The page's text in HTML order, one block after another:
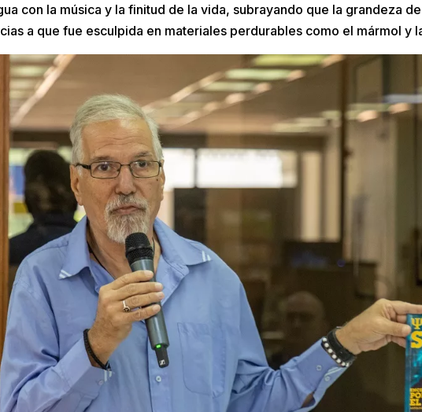
con la música y la finitud de la vida, subrayando que la grandeza
a que fue esculpida en materiales perdurables como el mármol y